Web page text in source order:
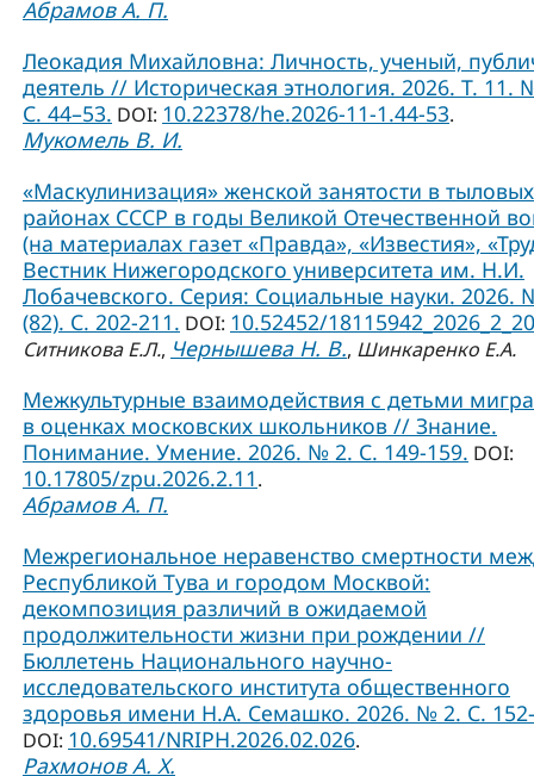
Абрамов А. П.
Леокадия Михайловна: Личность, ученый,
деятель // Историческая этнология. 2026. Т. 11.
С. 44–53. DOI: 10.22378/he.2026-11-1.44-53.
Мукомель В. И.
«Маскулинизация» женской занятости в тыловых
районах СССР в годы Великой Отечественной
(на материалах газет «Правда», «Известия»,
Вестник Нижегородского университета им. Н.И.
Лобачевского. Серия: Социальные науки. 2026.
(82). С. 202-211. DOI: 10.52452/
Ситникова Е.Л., Чернышева Н. В., Шинкаренко Е.А.
Межкультурные взаимодействия с детьми
в оценках московских школьников // Знание.
Понимание. Умение. 2026. № 2. С. 149-159. DOI:
10.17805/zpu.2026.2.11.
Абрамов А. П.
Межрегиональное неравенство смертности
Республикой Тува и городом Москвой:
декомпозиция различий в ожидаемой
продолжительности жизни при рождении //
Бюллетень Национального научно-
исследовательского института общественного
здоровья имени Н.А. Семашко. 2026. № 2. С.
DOI: 10.69541/NRIPH.2026.02.026.
Рахмонов А. Х.